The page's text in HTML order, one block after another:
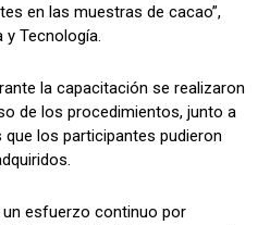
en las muestras de cacao”,
y Tecnología.
la capacitación se realizaron
de los procedimientos, junto a
los participantes pudieron
esfuerzo continuo por